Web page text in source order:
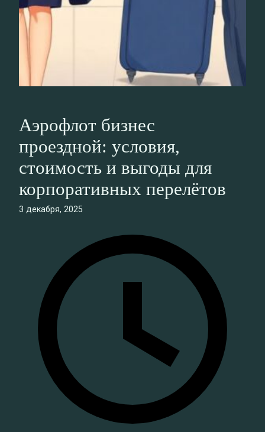
Аэрофлот бизнес
проездной: условия,
стоимость и выгоды для
корпоративных перелётов
3 декабря, 2025